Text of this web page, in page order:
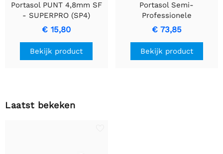
Portasol PUNT 4,8mm SF
- SUPERPRO (SP4)
Precisie Gereedschap
€ 15,80
Bekijk product
Portasol Semi-
Professionele
Soldeerbout Set (P-1K)
met Accessoires
€ 73,85
Bekijk product
Laatst bekeken